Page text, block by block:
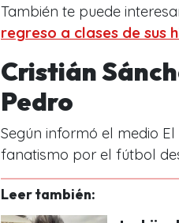
También te puede
regreso a clases de sus
Cristián
Pedro
Según informó el medio
fanatismo por el fútbol
Leer también: